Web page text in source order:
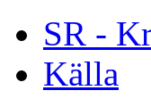
SR -
Källa